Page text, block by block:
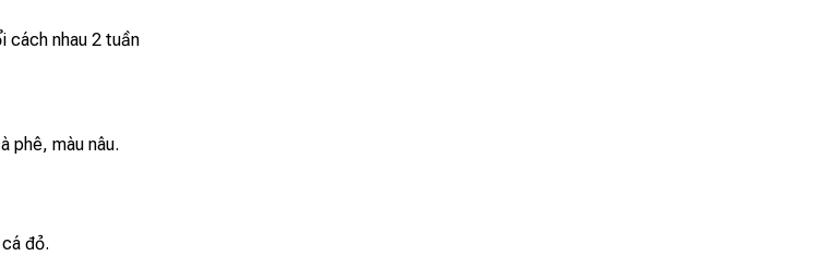
cách nhau 2 tuần
phê, màu nâu.
đỏ.